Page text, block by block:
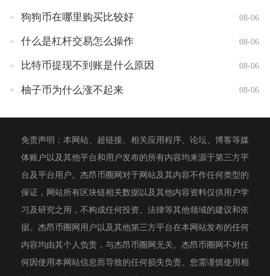
狗狗币在哪里购买比较好 08-06
什么是杠杆交易怎么操作 08-06
比特币提现不到账是什么原因 08-06
柚子币为什么涨不起来 08-06
免责声明：本网站、超链接、相关应用程序、论坛、博客等媒
体账户以及其他平台和用户发布的所有内容均来源于第三方平
台及平台用户。杰昂币圈网对于网站及其内容不作任何类型的
保证，网站所有区块链相关数据以及其他内容资料仅供用户学
习及研究之用，不构成任何投资、法律等其他领域的建议和依
据。杰昂币圈网用户以及其他第三方平台在本网站发布的任何
内容均由其个人负责，与杰昂币圈网无关。杰昂币圈网不对任
何因使用本网站信息而导致的任何损失负责。您需谨慎使用相